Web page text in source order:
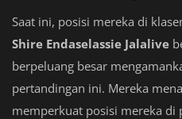
Saat ini, posisi mereka di
Shire Endaselassie Jalalive
berpeluang besar
pertandingan ini. Mereka
memperkuat posisi mereka di